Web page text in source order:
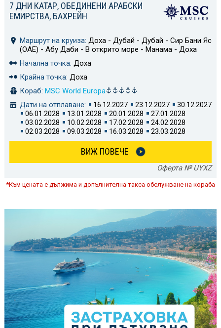
7 ДНИ КАТАР, ОБЕДИНЕНИ АРАБСКИ
ЕМИРСТВА, БАХРЕЙН
Маршрут на круиза: Доха - Дубай - Дубай - Сир Бани Яс
(ОАЕ) - Абу Даби - В открито море - Манама - Доха
Начална точка: Доха
Крайна точка: Доха
Кораб: MSC World Europa
Дати на отплаване:
16.12.2027 23.12.2027
30.12.2027
06.01.2028
13.01.2028 20.01.2028
27.01.2028
03.02.2028
10.02.2028 17.02.2028
24.02.2028
02.03.2028
09.03.2028 16.03.2028 23.03.2028
ВИЖ ПОВЕЧЕ
Оферта № UYXZ
*Към цената е дължима и допълнителна такса обслужване на кораба